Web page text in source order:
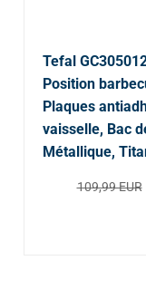
Tefal
Position
Plaques
vaisselle, Bac
Métallique,
109,99 EUR